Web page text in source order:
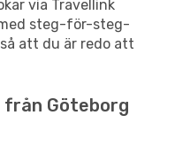
via Travellink
steg-för-steg-
att du är redo att
Göteborg